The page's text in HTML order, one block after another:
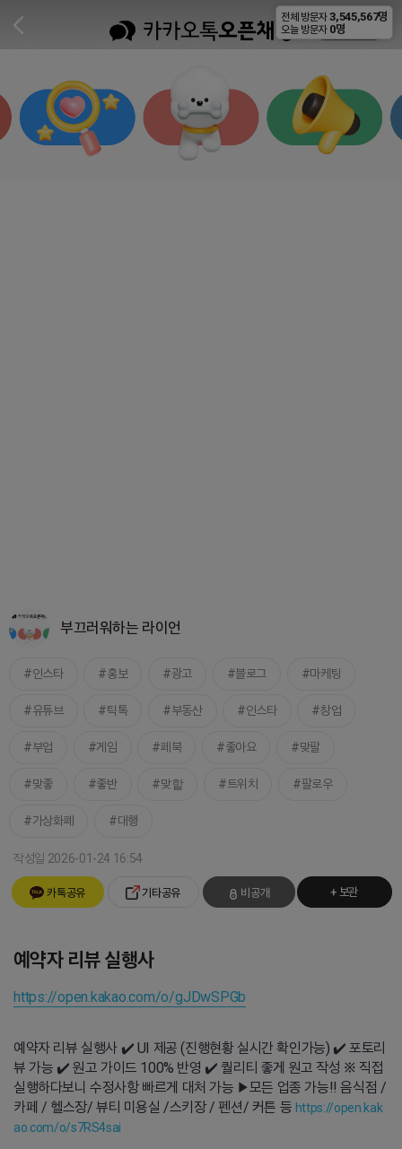
비공개
부끄러워하는 라이언
인스타 홍보 광고 블로그 마케팅
유튜브 틱톡 부동산 인스타 창업
부업 게임 페북 좋아요 맞팔
맞좋 좋반 맞핱 트위치 팔로우
가상화폐 대행
작성일 2026-01-24 16:54
카톡공유 기타공유 비공개 + 보관
예약자 리뷰 실행사
https://open.kakao.com/o/gJDwSPGb
예약자 리뷰 실행사 ✔️ UI 제공 (진행현황 실시간 확인가능) ✔️ 포토리
뷰 가능 ✔️ 원고 가이드 100% 반영 ✔️ 퀄리티 좋게 원고 작성 ※ 직접
실행하다보니 수정사항 빠르게 대처 가능 ▶모든 업종 가능!! 음식점 /
카페 / 헬스장/ 뷰티 미용실 /스키장 / 펜션/ 커튼 등 https://open.kak
ao.com/o/s7RS4sai
전체 방문자 3,545,567명
오늘 방문자 0명